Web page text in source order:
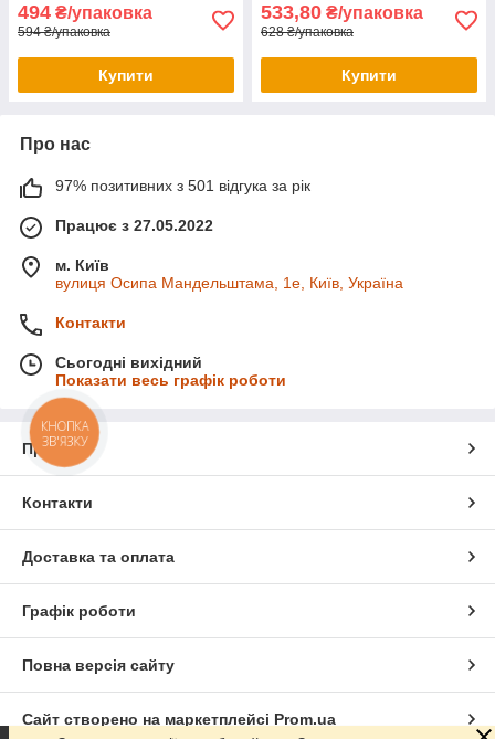
494 ₴/упаковка
594 ₴/упаковка
Купити
533,80 ₴/упаковка
628 ₴/упаковка
Купити
Про нас
97% позитивних з 501 відгука за рік
Працює з 27.05.2022
м. Київ
вулиця Осипа Мандельштама, 1е, Київ, Україна
Контакти
Сьогодні вихідний
Показати весь графік роботи
Про нас
Контакти
Доставка та оплата
Графік роботи
Повна версія сайту
Сайт створено на маркетплейсі Prom.ua
КНОПКА
ЗВ'ЯЗКУ